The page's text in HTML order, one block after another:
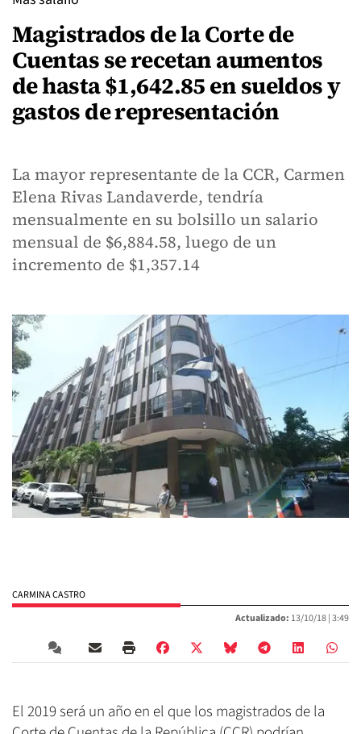
Magistrados de la Corte de
Cuentas se recetan aumentos
de hasta $1,642.85 en sueldos y
gastos de representación
La mayor representante de la CCR, Carmen
Elena Rivas Landaverde, tendría
mensualmente en su bolsillo un salario
mensual de $6,884.58, luego de un
incremento de $1,357.14
CARMINA CASTRO
Actualizado: 13/10/18 |3:49
El 2019 será un año en el que los magistrados de la